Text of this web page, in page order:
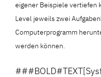
eigener Beispiele vertiefen
Level jeweils zwei
Computerprogramm
werden können.